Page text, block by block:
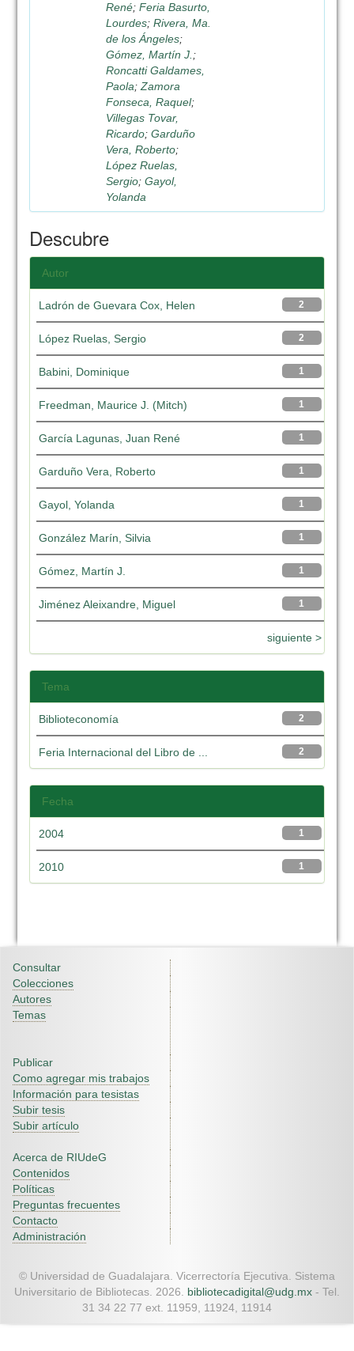
René;Feria Basurto,
Lourdes;Rivera, Ma.
de los Ángeles;
Gómez, Martín J. ;
Roncatti Galdames,
Paola;Zamora
Fonseca, Raquel;
Villegas Tovar,
Ricardo;Garduño
Vera, Roberto;
López Ruelas,
Sergio;Gayol,
Yolanda
Descubre
Autor
2
Ladrón de Guevara Cox, Helen
2
López Ruelas, Sergio
1
Babini, Dominique
1
Freedman, Maurice J. (Mitch)
1
García Lagunas, Juan René
1
Garduño Vera, Roberto
1
Gayol, Yolanda
1
González Marín, Silvia
1
Gómez, Martín J.
1
Jiménez Aleixandre, Miguel
siguiente >
Tema
2
Biblioteconomía
2
Feria Internacional del Libro de ...
Fecha
1
2004
1
2010
Consultar
Colecciones
Autores
Temas
Publicar
Como agregar mis trabajos
Información para tesistas
Subir tesis
Subir artículo
Acerca de RIUdeG
Contenidos
Políticas
Preguntas frecuentes
Contacto
Administración
© Universidad de Guadalajara. Vicerrectoría Ejecutiva. Sistema
Universitario de Bibliotecas. 2026. bibliotecadigital@udg.mx - Tel.
31 34 22 77 ext. 11959, 11924, 11914